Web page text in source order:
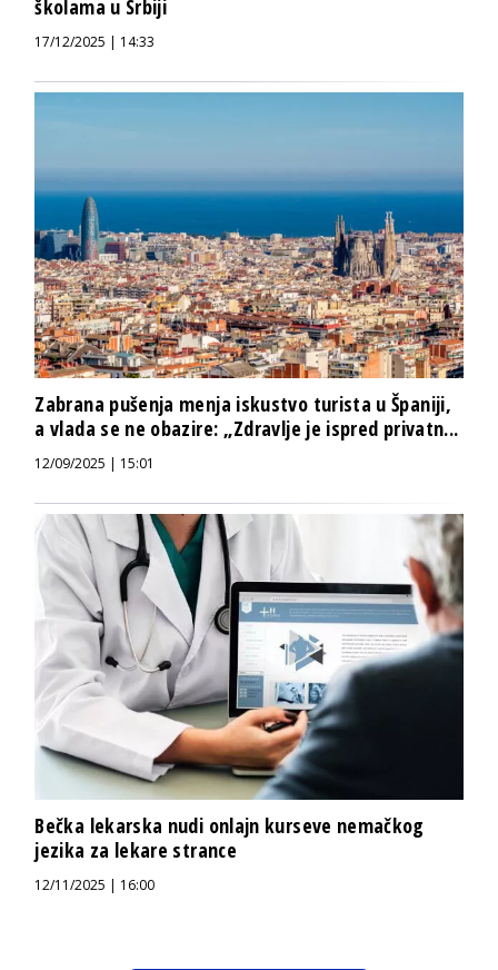
školama u Srbiji
17/12/2025 | 14:33
Zabrana pušenja menja iskustvo turista u Španiji,
a vlada se ne obazire: „Zdravlje je ispred privatn...
12/09/2025 | 15:01
Bečka lekarska nudi onlajn kurseve nemačkog
jezika za lekare strance
12/11/2025 | 16:00